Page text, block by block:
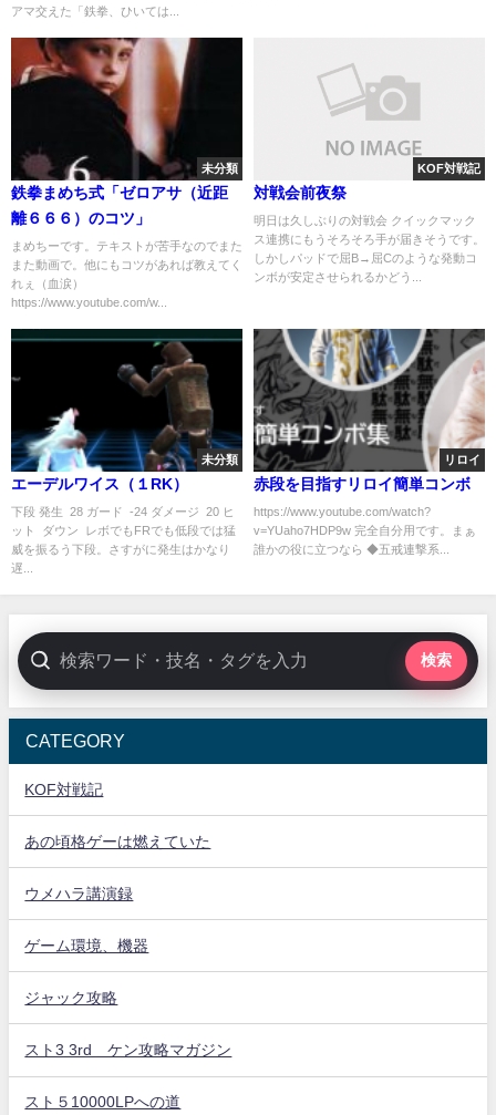
アマ交えた「鉄拳、ひいては...
未分類
鉄拳まめち式「ゼロアサ（近距
離６６６）のコツ」
まめちーです。テキストが苦手なのでまた
また動画で。他にもコツがあれば教えてく
れぇ（血涙）
https://www.youtube.com/w...
KOF対戦記
対戦会前夜祭
明日は久しぶりの対戦会 クイックマック
ス連携にもうそろそろ手が届きそうです。
しかしパッドで屈B→屈Cのような発動コ
ンボが安定させられるかどう...
未分類
エーデルワイス（１RK）
下段 発生 28 ガード -24 ダメージ 20 ヒ
ット ダウン レボでもFRでも低段では猛
威を振るう下段。さすがに発生はかなり
遅...
リロイ
赤段を目指すリロイ簡単コンボ
https://www.youtube.com/watch?
v=YUaho7HDP9w 完全自分用です。まぁ
誰かの役に立つなら ◆五戒連撃系...
検索
CATEGORY
KOF対戦記
あの頃格ゲーは燃えていた
ウメハラ講演録
ゲーム環境、機器
ジャック攻略
スト3 3rd ケン攻略マガジン
スト５10000LPへの道